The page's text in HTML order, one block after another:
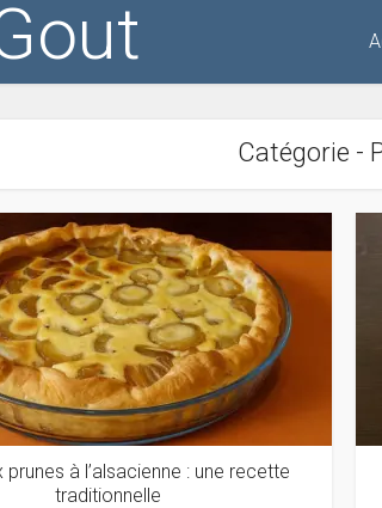
Catégorie -
prunes à l’alsacienne : une recette
traditionnelle